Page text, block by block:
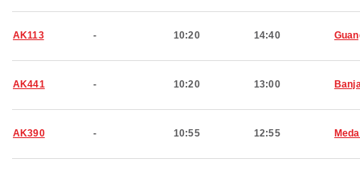
AK113 - 10:20 14:40
AK441 - 10:20 13:00
AK390 - 10:55 12:55